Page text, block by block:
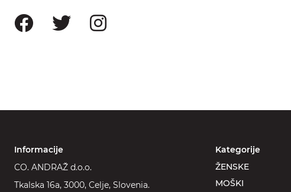
Informacije
CO. ANDRAŽ d.o.o.
Tkalska 16a, 3000, Celje, Slovenia.
Kategorije
ŽENSKE
MOŠKI